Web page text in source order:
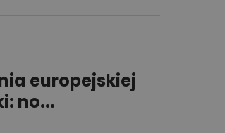
europejskiej
no...